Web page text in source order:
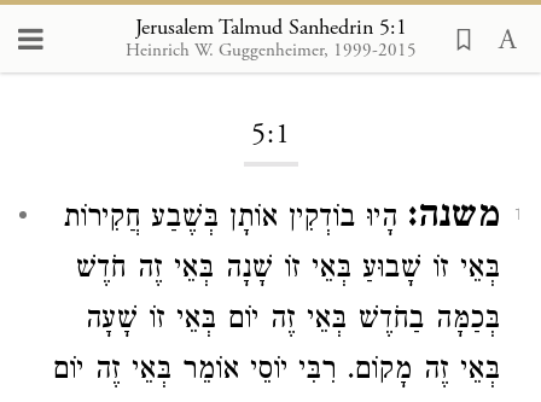
Jerusalem Talmud Sanhedrin 5:1
Heinrich W. Guggenheimer, 1999-2015
Loading...
5:1
1 משנה: הָיוּ בוֹדְקִין אוֹתָן בְּשֶׁבַע חֲקִירוֹת
בְּאֵי זוֹ שָׁבוּעַ בְּאֵי זוֹ שָׁנָה בְּאֵי זֶה חֹדֶשׁ
בְּכַמָּה בַחֹדֶשׁ בְּאֵי זֶה יוֹם בְּאֵי זוֹ שָׁעָה
בְּאֵי זֶה מָקוֹם. רִבִּי יוֹסֵי אוֹמֵר בְּאֵי זֶה יוֹם